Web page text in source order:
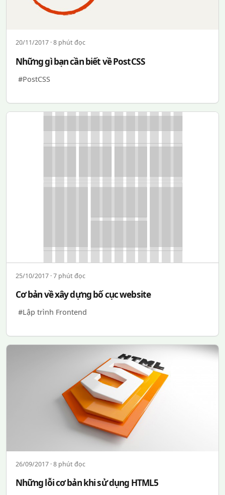
20/11/2017 · 8 phút đọc
Những gì bạn cần biết về PostCSS
#PostCSS
25/10/2017 · 7 phút đọc
Cơ bản về xây dựng bố cục website
#Lập trình Frontend
26/09/2017 · 8 phút đọc
Những lỗi cơ bản khi sử dụng HTML5